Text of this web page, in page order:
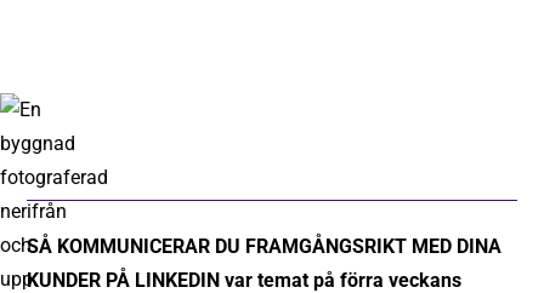
SÅ KOMMUNICERAR DU FRAMGÅNGSRIKT MED DINA
KUNDER PÅ LINKEDIN var temat på förra veckans